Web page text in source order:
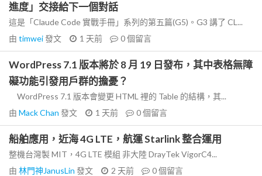
進度」交接給下一個對話
這是「Claude Code 實戰手冊」系列的第五篇(G5)。G3 講了 CL...
由 timwei發文 1 天前 0個留言
WordPress 7.1 版本將於 8 月 19 日發布，其中表格無障
礙功能引發用戶群的擔憂？
WordPress 7.1 版本會變更 HTML 裡的 Table 的結構，其...
由 Mack Chan 發文 1 天前 0個留言
船舶應用，近海 4G LTE，航運 Starlink 整合運用
整機台灣製 MIT，4G LTE 模組 非大陸 DrayTek VigorC4...
由 林門神JanusLin 發文 2 天前 0個留言